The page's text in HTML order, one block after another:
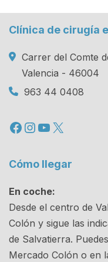
Clínica de cirugía
Carrer del Comte
Valencia - 46004
963 44 0408
Facebook
Instagram
YouTube
X
Cómo llegar
En coche:
Desde el centro de
Colón y sigue las
de Salvatierra.
Mercado Colón o en